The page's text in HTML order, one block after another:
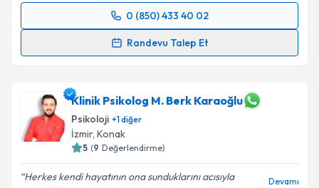
0 (850) 433 40 02
Randevu Talep Et
Randevu Takvimi Talebi
için bir takvim hazırlandığında e-posta ile
bilgilendireceğiz.
E-posta Adresiniz
Klinik Psikolog M. Berk Karaoğlu
Psikoloji +1diğer
İzmir, Konak
5 (9 Değerlendirme)
Herkes kendi hayatının ona sunduklarını acısıyla
Devamı